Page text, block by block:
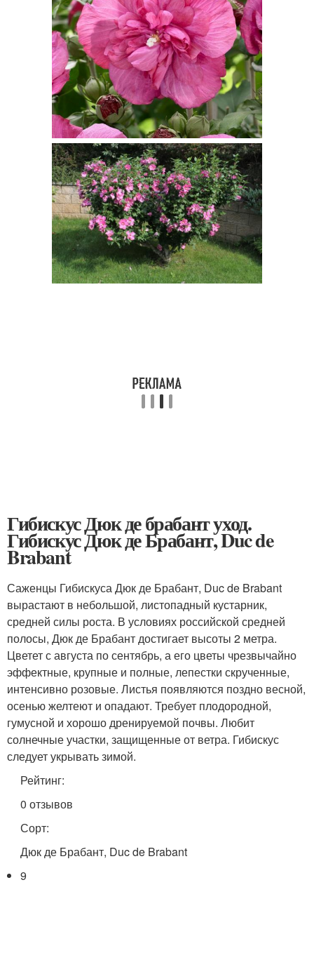
Гибискус Дюк де брабант уход.
Гибискус Дюк де Брабант, Duc de
Brabant
Саженцы Гибискуса Дюк де Брабант, Duc de Brabant
вырастают в небольшой, листопадный кустарник,
средней силы роста. В условиях российской средней
полосы, Дюк де Брабант достигает высоты 2 метра.
Цветет с августа по сентябрь, а его цветы чрезвычайно
эффектные, крупные и полные, лепестки скрученные,
интенсивно розовые. Листья появляются поздно весной,
осенью желтеют и опадают. Требует плодородной,
гумусной и хорошо дренируемой почвы. Любит
солнечные участки, защищенные от ветра. Гибискус
следует укрывать зимой.
Рейтинг:
0 отзывов
Сорт:
Дюк де Брабант, Duc de Brabant
9